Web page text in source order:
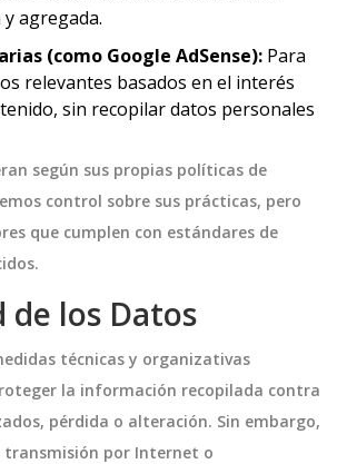
agregada.
(como Google AdSense): Para
relevantes basados en el interés
sin recopilar datos personales
según sus propias políticas de
control sobre sus prácticas, pero
que cumplen con estándares de
de los Datos
técnicas y organizativas
la información recopilada contra
pérdida o alteración. Sin embargo,
por Internet o